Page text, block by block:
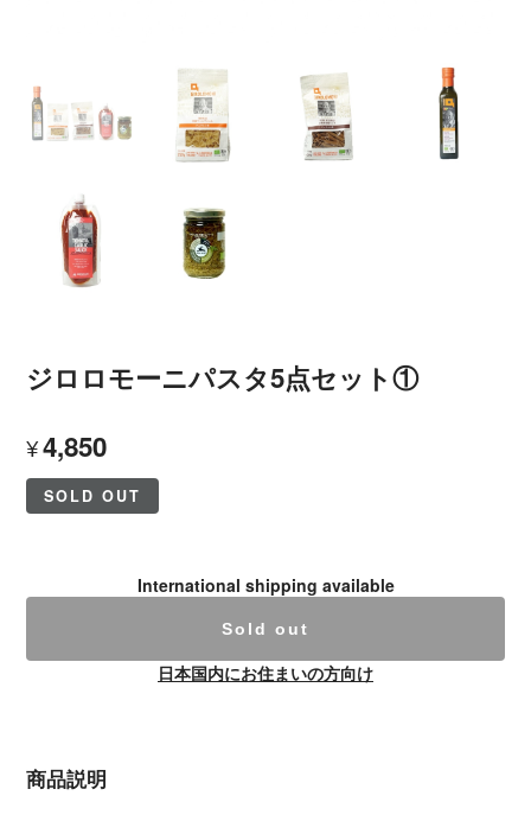
ジロロモーニパスタ5点セット①
¥4,850
SOLD OUT
International shipping available
Sold out
日本国内にお住まいの方向け
商品説明